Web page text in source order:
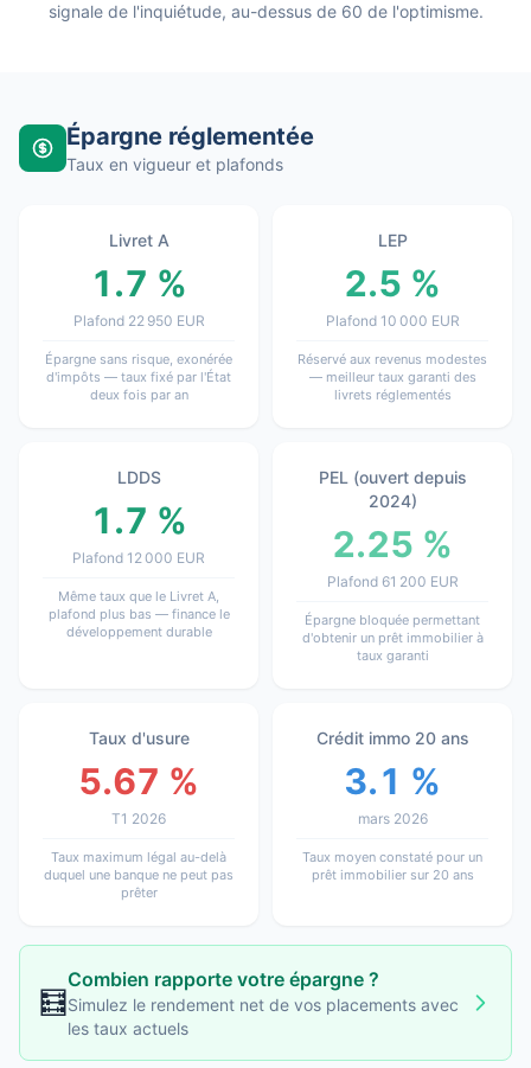
signale de l'inquiétude, au-dessus de 60 de l'optimisme.
Épargne réglementée
Taux en vigueur et plafonds
Livret A
1.7 %
Plafond 22 950 EUR
Épargne sans risque, exonérée
d'impôts — taux fixé par l'État
deux fois par an
LEP
2.5 %
Plafond 10 000 EUR
Réservé aux revenus modestes
— meilleur taux garanti des
livrets réglementés
LDDS
1.7 %
Plafond 12 000 EUR
Même taux que le Livret A,
plafond plus bas — finance le
développement durable
PEL (ouvert depuis
2024)
2.25 %
Plafond 61 200 EUR
Épargne bloquée permettant
d'obtenir un prêt immobilier à
taux garanti
Taux d'usure
5.67 %
T1 2026
Taux maximum légal au-delà
duquel une banque ne peut pas
prêter
Crédit immo 20 ans
3.1 %
mars 2026
Taux moyen constaté pour un
prêt immobilier sur 20 ans
🧮
Combien rapporte votre épargne ?
Simulez le rendement net de vos placements avec
les taux actuels